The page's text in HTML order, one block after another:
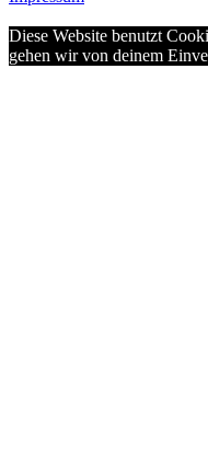
Diese Website benutzt
gehen wir von deinem